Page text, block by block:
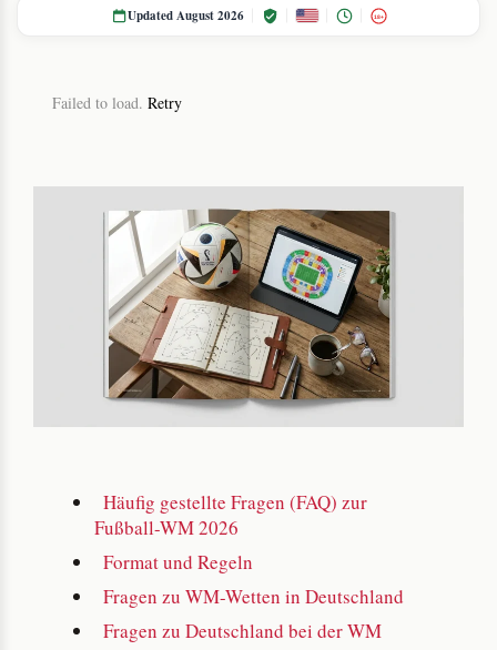
Updated August 2026 18+
Failed to load. Retry
Häufig gestellte Fragen (FAQ) zur
Fußball-WM 2026
Format und Regeln
Fragen zu WM-Wetten in Deutschland
Fragen zu Deutschland bei der WM